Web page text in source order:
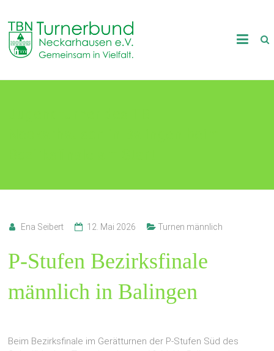
content
TB
Neckarhausen
Ena Seibert 12. Mai 2026 Turnen männlich
P-Stufen Bezirksfinale
männlich in Balingen
Beim Bezirksfinale im Gerätturnen der P-Stufen Süd des